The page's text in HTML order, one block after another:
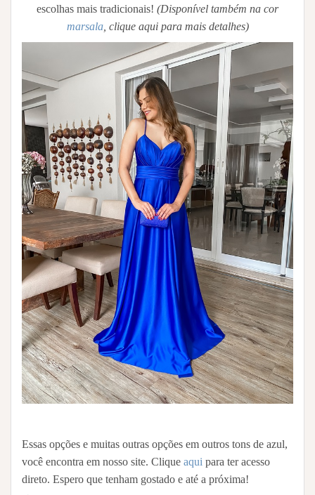
escolhas mais tradicionais! (Disponível também na cor
marsala, clique aqui para mais detalhes)
Essas opções e muitas outras opções em outros tons de azul,
você encontra em nosso site. Clique aqui para ter acesso
direto. Espero que tenham gostado e até a próxima!